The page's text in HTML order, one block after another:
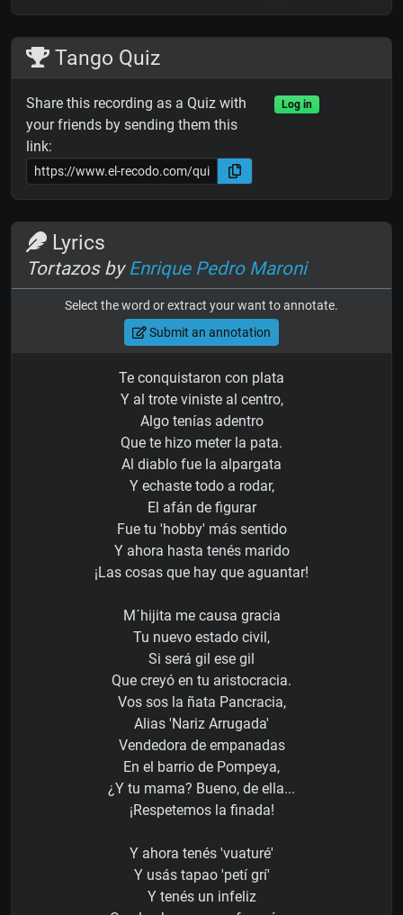
Tango Quiz
Share this recording as a Quiz with
your friends by sending them this
link:
Log in
Lyrics
Tortazos byEnrique Pedro Maroni
Select the word or extract your want to annotate.
Submit an annotation
Te conquistaron con plata
Y al trote viniste al centro,
Algo tenías adentro
Que te hizo meter la pata.
Al diablo fue la alpargata
Y echaste todo a rodar,
El afán de figurar
Fue tu 'hobby' más sentido
Y ahora hasta tenés marido
¡Las cosas que hay que aguantar!
M´hijita me causa gracia
Tu nuevo estado civil,
Si será gil ese gil
Que creyó en tu aristocracia.
Vos sos la ñata Pancracia,
Alias 'Nariz Arrugada'
Vendedora de empanadas
En el barrio de Pompeya,
¿Y tu mama? Bueno, de ella...
¡Respetemos la finada!
Y ahora tenés 'vuaturé'
Y usás tapao 'petí grí'
Y tenés un infeliz